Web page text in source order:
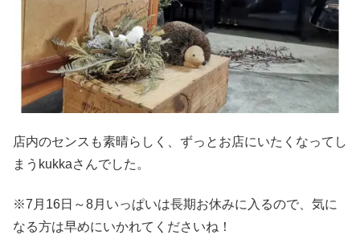
店内のセンスも素晴らしく、ずっとお店にいたくなってし
まうkukkaさんでした。
※7月16日～8月いっぱいは長期お休みに入るので、気に
なる方は早めにいかれてくださいね！